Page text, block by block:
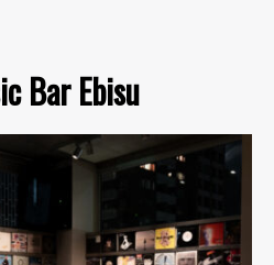
Bar Ebisu